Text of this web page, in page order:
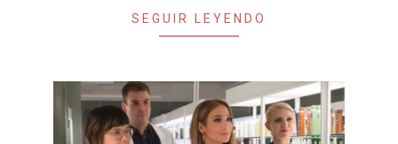
SEGUIR LEYENDO